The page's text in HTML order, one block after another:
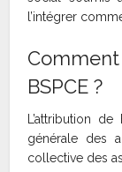
l’intégrer
BSPCE ?
L’attribution
générale des
collective des